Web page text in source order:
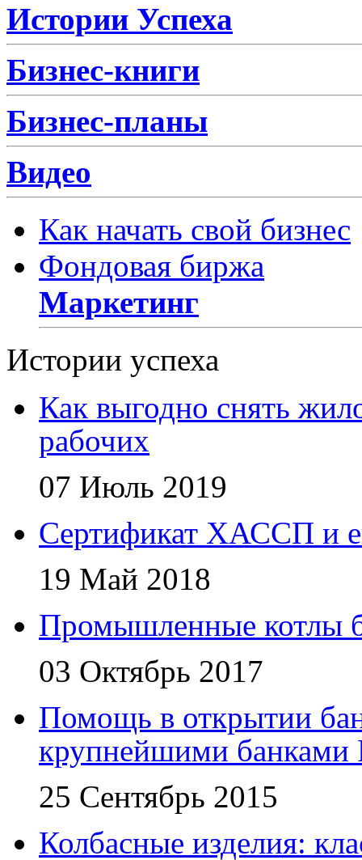
Истории Успеха
Бизнес-книги
Бизнес-планы
Видео
Как начать свой бизнес
Фондовая биржа
Маркетинг
Истории успеха
Как выгодно снять
рабочих
07 Июль 2019
Сертификат ХАССП и
19 Май 2018
Промышленные котлы
03 Октябрь 2017
Помощь в открытии
крупнейшими банками
25 Сентябрь 2015
Колбасные изделия: